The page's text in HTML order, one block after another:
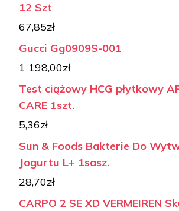
12 Szt
67,85zł
Gucci Gg0909S-001
1 198,00zł
Test ciążowy HCG płytkowy
CARE 1szt.
5,36zł
Sun & Foods Bakterie Do
Jogurtu L+ 1sasz.
28,70zł
CARPO 2 SE XD VERMEIREN